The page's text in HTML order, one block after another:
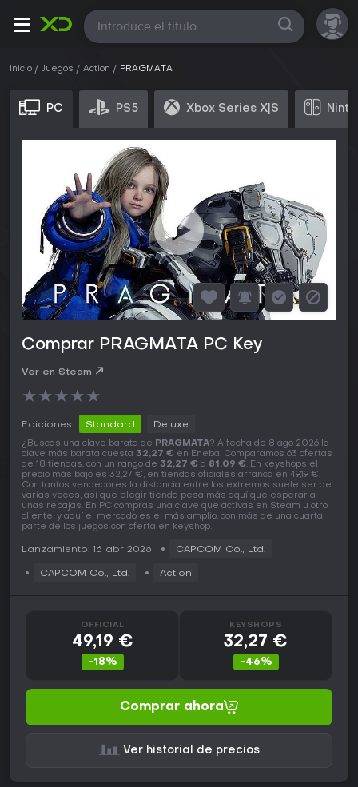
Todas
Inicio Juegos Action PRAGMATA
PC PS5 Xbox Series X|S
Comprar PRAGMATA PC Key
Ver en Steam
★★★★★
Ediciones: Standard Deluxe
¿Buscas una clave barata de PRAGMATA? A fecha de 8 ago 2026 la
clave más barata cuesta 32,27 € en Eneba. Comparamos 63 ofertas
de 18 tiendas, con un rango de 32,27 € a 81,09 €. En keyshops el
precio más bajo es 32,27 €, en tiendas oficiales arranca en 49,19 €.
Con tantos vendedores la distancia entre los extremos suele ser de
varias veces, así que elegir tienda pesa más aquí que esperar a
unas rebajas. En PC compras una clave que activas en Steam u otro
cliente, y aquí el mercado es el más amplio, con más de una cuarta
parte de los juegos con oferta en keyshop.
Lanzamiento: 16 abr 2026 CAPCOM Co., Ltd.
CAPCOM Co., Ltd. Action
OFFICIAL
49,19 €
-18%
KEYSHOPS
32,27 €
-46%
Comprar ahora
Ver historial de precios